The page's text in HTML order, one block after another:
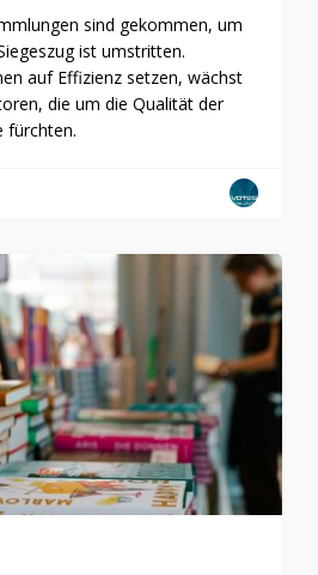
sind gekommen, um
ist umstritten.
auf Effizienz setzen, wächst
die um die Qualität der
fürchten.